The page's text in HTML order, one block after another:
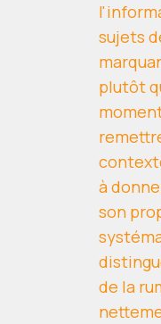
sujets
plutôt
à
son
de la